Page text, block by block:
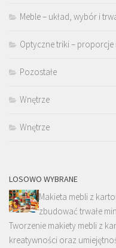
Meble – układ, wybór i
Optyczne triki – proporcje
Pozostałe
Wnętrze
Wnętrze
LOSOWO WYBRANE
Makieta mebli z
zbudować trwałe
Tworzenie makiety mebli z
kreatywności oraz